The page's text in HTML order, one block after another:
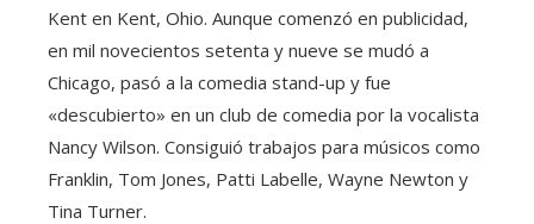
Kent en Kent, Ohio. Aunque comenzó en publicidad,
en mil novecientos setenta y nueve se mudó a
Chicago, pasó a la comedia stand-up y fue
«descubierto» en un club de comedia por la vocalista
Nancy Wilson. Consiguió trabajos para músicos como
Franklin, Tom Jones, Patti Labelle, Wayne Newton y
Tina Turner.